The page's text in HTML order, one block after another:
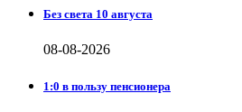
Без света 10 августа
08-08-2026
1:0 в пользу пенсионера